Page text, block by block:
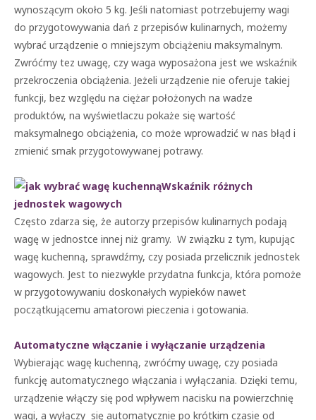
wynoszącym około 5 kg. Jeśli natomiast potrzebujemy wagi
do przygotowywania dań z przepisów kulinarnych, możemy
wybrać urządzenie o mniejszym obciążeniu maksymalnym.
Zwróćmy tez uwagę, czy waga wyposażona jest we wskaźnik
przekroczenia obciążenia. Jeżeli urządzenie nie oferuje takiej
funkcji, bez względu na ciężar położonych na wadze
produktów, na wyświetlaczu pokaże się wartość
maksymalnego obciążenia, co może wprowadzić w nas błąd i
zmienić smak przygotowywanej potrawy.
Wskaźnik różnych
jednostek wagowych
Często zdarza się, że autorzy przepisów kulinarnych podają
wagę w jednostce innej niż gramy. W związku z tym, kupując
wagę kuchenną, sprawdźmy, czy posiada przelicznik jednostek
wagowych. Jest to niezwykle przydatna funkcja, która pomoże
w przygotowywaniu doskonałych wypieków nawet
początkującemu amatorowi pieczenia i gotowania.
Automatyczne włączanie i wyłączanie urządzenia
Wybierając wagę kuchenną, zwróćmy uwagę, czy posiada
funkcję automatycznego włączania i wyłączania. Dzięki temu,
urządzenie włączy się pod wpływem nacisku na powierzchnię
wagi, a wyłączy się automatycznie po krótkim czasie od